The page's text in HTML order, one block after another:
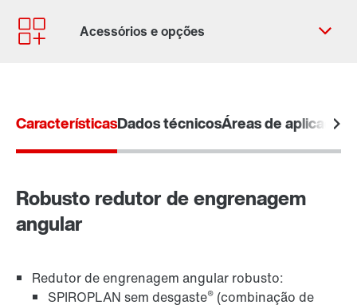
Formulário de contato
Localizações mundiais
CaracterísticasDados técnicosÁreas de aplicação
Robusto redutor de engrenagem
angular
Redutor de engrenagem angular robusto:
SPIROPLAN sem desgaste® (combinação de